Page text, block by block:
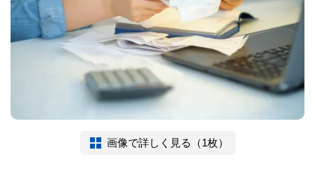
画像で詳しく見る（1枚）